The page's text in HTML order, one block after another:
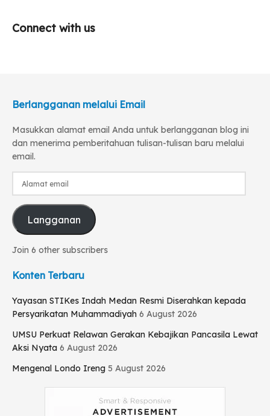
Connect with us
Berlangganan melalui Email
Masukkan alamat email Anda untuk berlangganan blog ini
dan menerima pemberitahuan tulisan-tulisan baru melalui
email.
Langganan
Join 6 other subscribers
Konten Terbaru
Yayasan STIKes Indah Medan Resmi Diserahkan kepada
Persyarikatan Muhammadiyah 6 August 2026
UMSU Perkuat Relawan Gerakan Kebajikan Pancasila Lewat
Aksi Nyata 6 August 2026
Mengenal Londo Ireng 5 August 2026